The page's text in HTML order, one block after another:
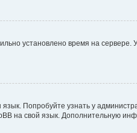
установлено время на сервере.
Попробуйте узнать у
на свой язык. Дополнительную